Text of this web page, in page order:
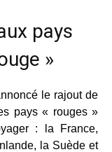
pays
»
le rajout de
pays « rouges »
: la France,
la Suède et